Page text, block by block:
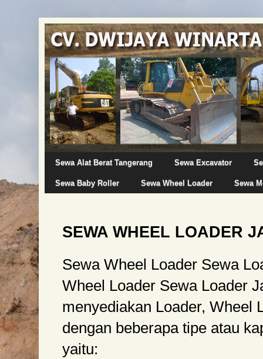
Sewa Alat Berat Tangerang Sewa Excavator
Sewa Baby Roller Sewa Wheel Loader Sewa
SEWA WHEEL LOADER
Sewa Wheel Loader Sewa
Wheel Loader Sewa Loader
menyediakan Loader, Wheel
dengan beberapa tipe atau
yaitu: